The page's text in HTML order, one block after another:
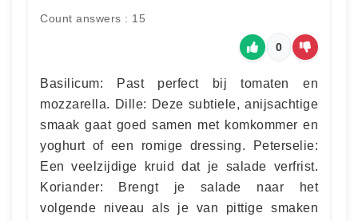
Count answers : 15
0
Basilicum: Past perfect bij tomaten en
mozzarella. Dille: Deze subtiele, anijsachtige
smaak gaat goed samen met komkommer en
yoghurt of een romige dressing. Peterselie:
Een veelzijdige kruid dat je salade verfrist.
Koriander: Brengt je salade naar het
volgende niveau als je van pittige smaken